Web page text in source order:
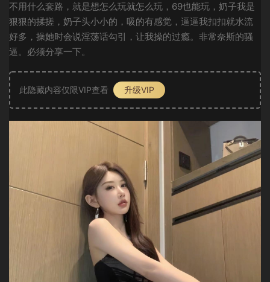
不用什么套路，就是想怎么玩就怎么玩，69也能玩，奶子我是
狠狠的揉搓，奶子头小小的，吸的有感觉，逼逼我扣扣就水流
好多，操她时会说淫荡话勾引，让我操的过瘾。非常奈斯的骚
逼。必须分享一下。
此隐藏内容仅限VIP查看 升级VIP